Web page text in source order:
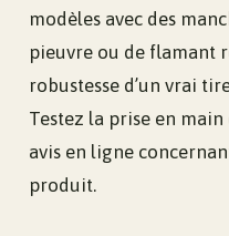
modèles avec des
pieuvre ou de flamant
robustesse d’un vrai
Testez la prise en
avis en ligne
produit.